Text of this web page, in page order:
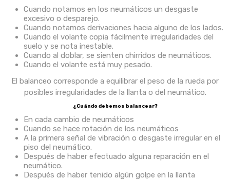
Cuando notamos en los neumáticos un desgaste
excesivo o desparejo.
Cuando notamos derivaciones hacia alguno de los lados.
Cuando el volante copia fácilmente irregularidades del
suelo y se nota inestable.
Cuando al doblar, se sienten chirridos de neumáticos.
Cuando el volante está muy pesado.
El balanceo corresponde a equilibrar el peso de la rueda por
posibles irregularidades de la llanta o del neumático.
¿Cuándo debemos balancear?
En cada cambio de neumáticos
Cuando se hace rotación de los neumáticos
A la primera señal de vibración o desgaste irregular en el
piso del neumático.
Después de haber efectuado alguna reparación en el
neumático.
Después de haber tenido algún golpe en la llanta